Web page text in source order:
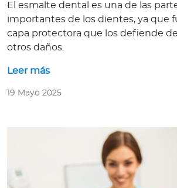
El esmalte dental es una de las
importantes de los dientes, ya que
capa protectora que los defiende
otros daños.
Leer más
19 Mayo 2025